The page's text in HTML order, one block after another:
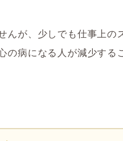
んが、少しでも仕事上の
の病になる人が減少する